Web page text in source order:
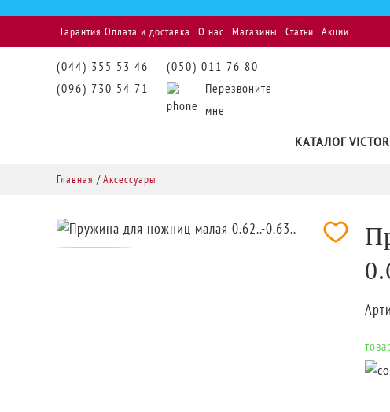
Гарантия Оплата и доставка О нас Магазины Статьи Акции
(044) 355 53 46
(096) 730 54 71
(050) 011 76 80
Перезвоните
мне
КАТАЛОГ
Главная /Аксессуары